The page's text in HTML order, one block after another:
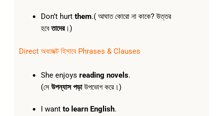
Don’t hurt them.( আঘাত কোরো না কাকে? উত্তর
হবেতাদের।)
Direct অবজেক্ট হিসাবে Phrases & Clauses
She enjoys reading novels.
(সে উপন্যাস পড়াউপভোগ করে।)
I want to learn English.